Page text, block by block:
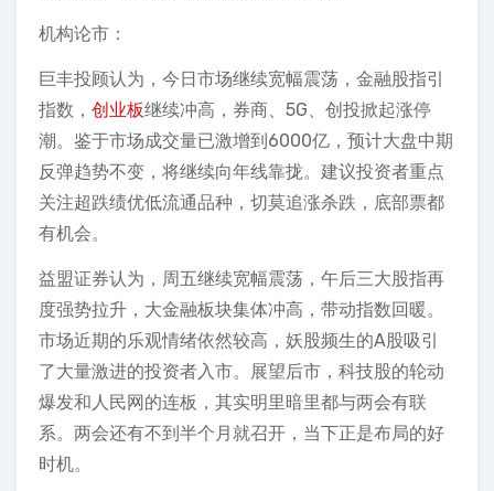
机构论市：
巨丰投顾认为，今日市场继续宽幅震荡，金融股指引
指数， 创业板继续冲高，券商、5G、创投掀起涨停
潮。鉴于市场成交量已激增到6000亿，预计大盘中期
反弹趋势不变，将继续向年线靠拢。建议投资者重点
关注超跌绩优低流通品种，切莫追涨杀跌，底部票都
有机会。
益盟证券认为，周五继续宽幅震荡，午后三大股指再
度强势拉升，大金融板块集体冲高，带动指数回暖。
市场近期的乐观情绪依然较高，妖股频生的A股吸引
了大量激进的投资者入市。展望后市，科技股的轮动
爆发和人民网的连板，其实明里暗里都与两会有联
系。两会还有不到半个月就召开，当下正是布局的好
时机。